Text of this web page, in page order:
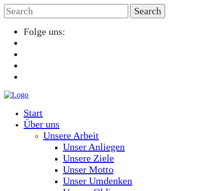
Folge uns:
Start
Über uns
Unsere Arbeit
Unser Anliegen
Unsere Ziele
Unser Motto
Unser Umdenken